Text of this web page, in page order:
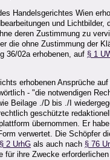
Handelsgerichtes Wien
und
deren Zustimmung zu
die ohne Zustimmung der
36/02a erhobenen, auf § 1
erhobenen Ansprüche
- "die notwendigen
Beilage ./D bis ./I
geschützte
übernommen. Er
verwertet. Die
§ 2 UrhG als auch nach § 76
ihre Zwecke